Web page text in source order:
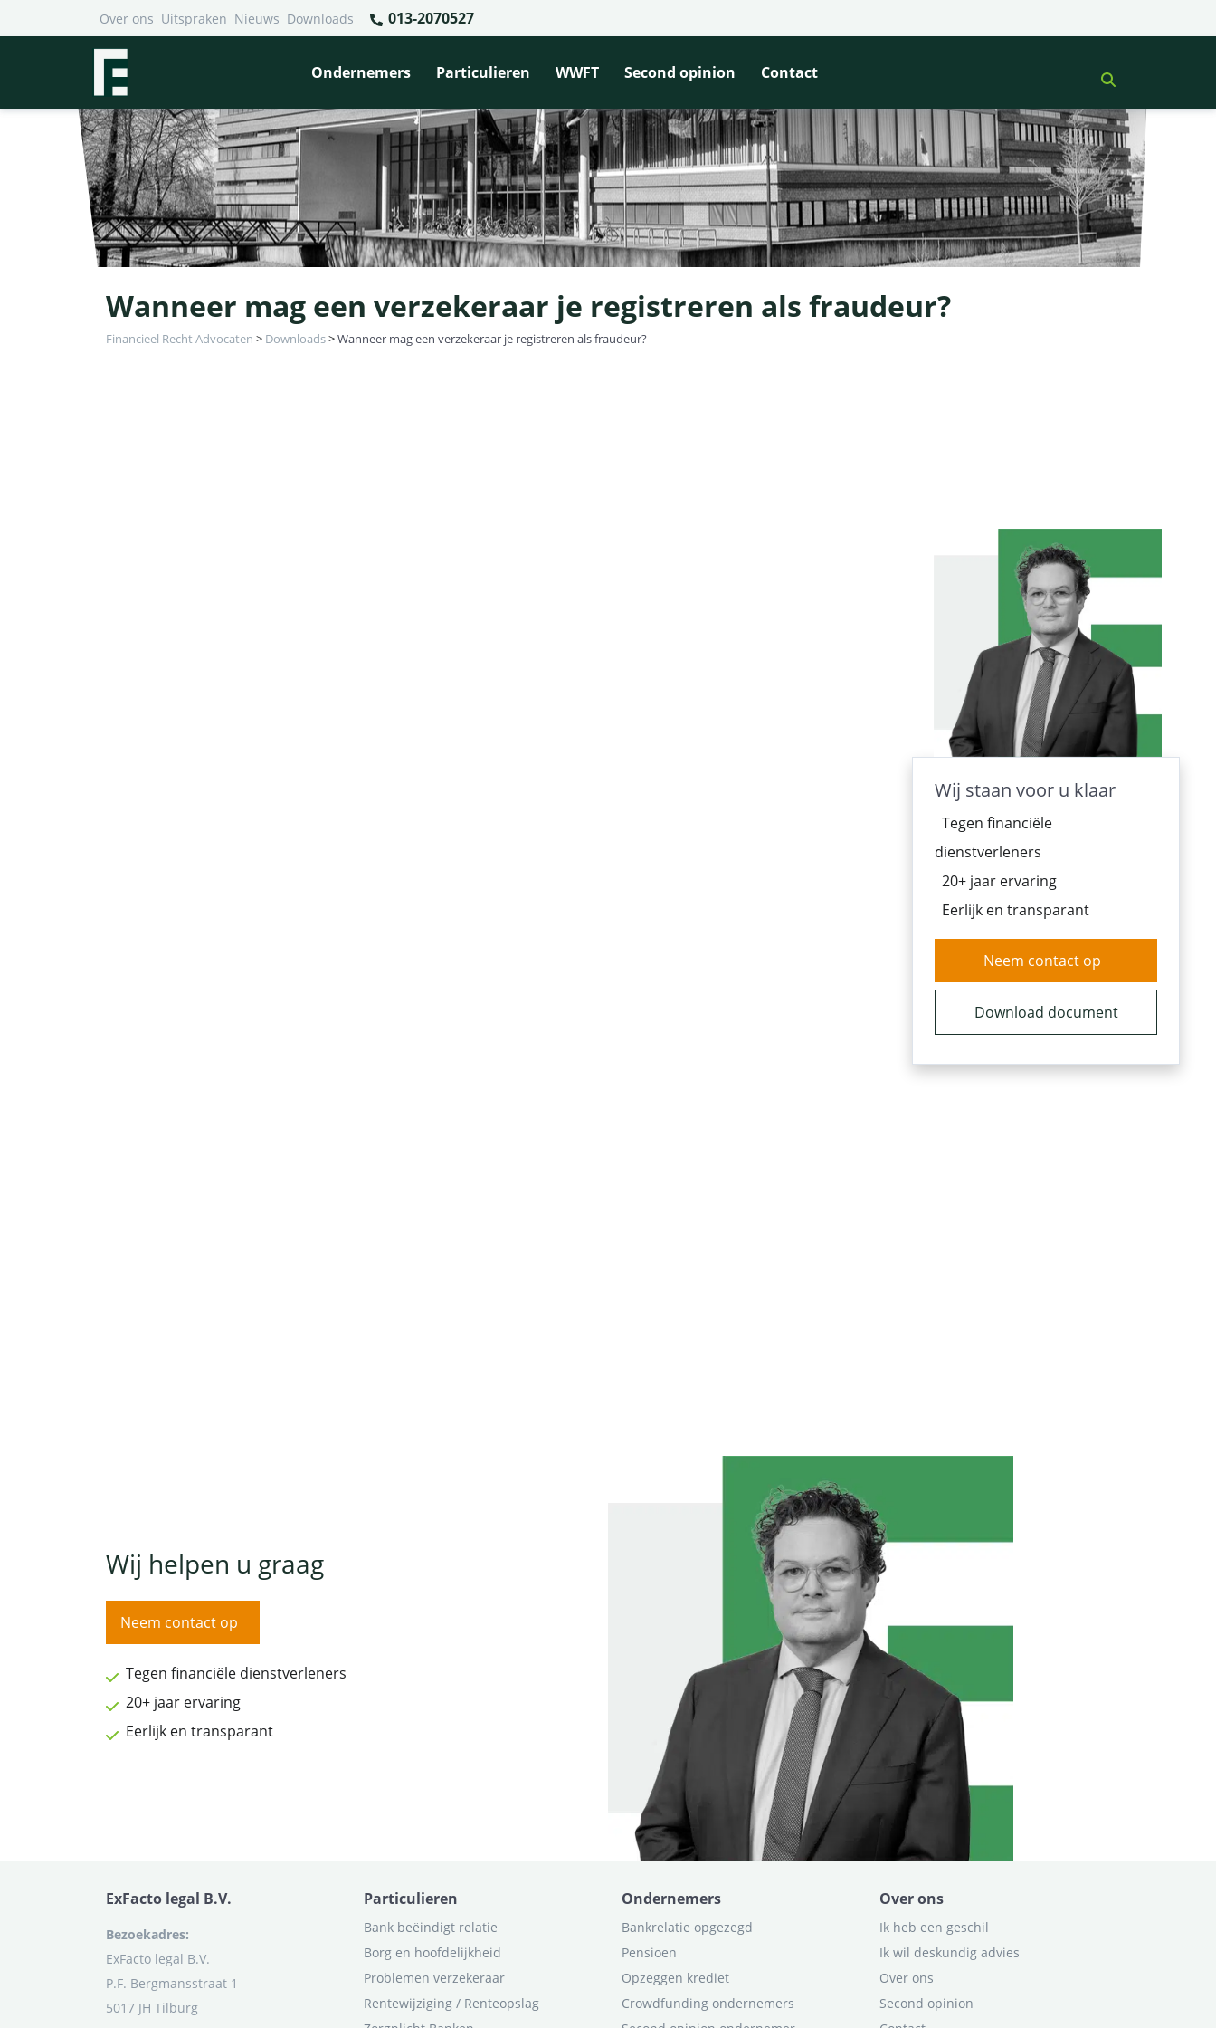
Over ons Uitspraken Nieuws Downloads 013-2070527
Ondernemers Particulieren WWFT Second opinion Contact
Wanneer mag een verzekeraar je registreren als fraudeur?
Financieel Recht Advocaten > Downloads>Wanneer mag een verzekeraar je registreren als fraudeur?
Wij staan voor u klaar
Tegen financiële
dienstverleners
20+ jaar ervaring
Eerlijk en transparant
Neem contact op
Download document
Wij helpen u graag
Neem contact op
Tegen financiële dienstverleners
20+ jaar ervaring
Eerlijk en transparant
ExFacto legal B.V.
Bezoekadres:
ExFacto legal B.V.
P.F. Bergmansstraat 1
5017 JH Tilburg
Particulieren
Bank beëindigt relatie
Borg en hoofdelijkheid
Problemen verzekeraar
Rentewijziging / Renteopslag
Ondernemers
Bankrelatie opgezegd
Pensioen
Opzeggen krediet
Crowdfunding ondernemers
Over ons
Ik heb een geschil
Ik wil deskundig advies
Over ons
Second opinion